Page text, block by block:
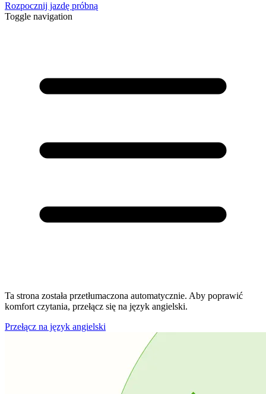
Rozpocznij jazdę próbną
Toggle navigation
Ta strona została przetłumaczona automatycznie. Aby poprawić
komfort czytania, przełącz się na język angielski.
Przełącz na język angielski